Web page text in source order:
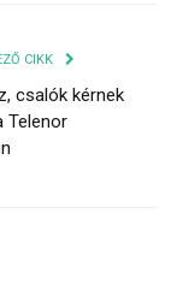
CIKK
csalók kérnek
Telenor